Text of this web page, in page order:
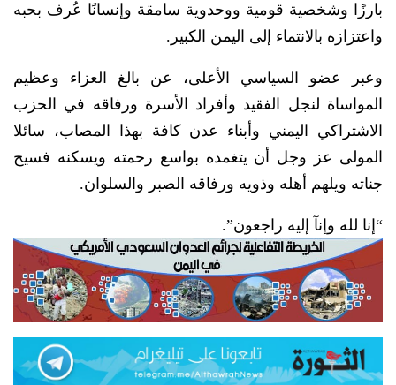
بارزًا وشخصية قومية ووحدوية سامقة وإنسانًا عُرف بحبه
واعتزازه بالانتماء إلى اليمن الكبير.
وعبر عضو السياسي الأعلى، عن بالغ العزاء وعظيم
المواساة لنجل الفقيد وأفراد الأسرة ورفاقه في الحزب
الاشتراكي اليمني وأبناء عدن كافة بهذا المصاب، سائلا
المولى عز وجل أن يتغمده بواسع رحمته ويسكنه فسيح
جناته ويلهم أهله وذويه ورفاقه الصبر والسلوان.
“إنا لله وإنآ إليه راجعون”.